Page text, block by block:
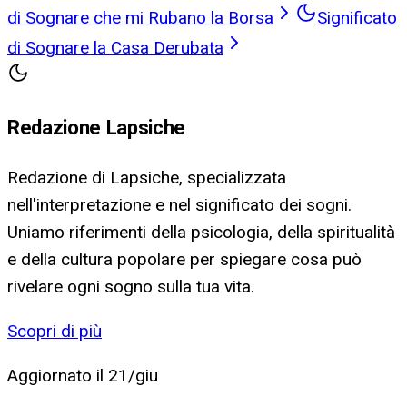
di Sognare che mi Rubano la Borsa
Significato
di Sognare la Casa Derubata
Redazione Lapsiche
Redazione di Lapsiche, specializzata
nell'interpretazione e nel significato dei sogni.
Uniamo riferimenti della psicologia, della spiritualità
e della cultura popolare per spiegare cosa può
rivelare ogni sogno sulla tua vita.
Scopri di più
Aggiornato il 21/giu